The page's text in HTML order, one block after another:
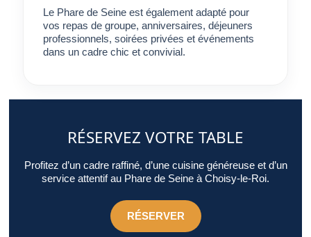
Le Phare de Seine est également adapté pour
vos repas de groupe, anniversaires, déjeuners
professionnels, soirées privées et événements
dans un cadre chic et convivial.
RÉSERVEZ VOTRE TABLE
Profitez d’un cadre raffiné, d’une cuisine généreuse et d’un
service attentif au Phare de Seine à Choisy-le-Roi.
RÉSERVER